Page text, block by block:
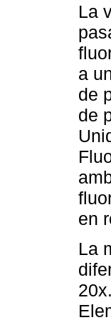
La
a
de
de
en
La